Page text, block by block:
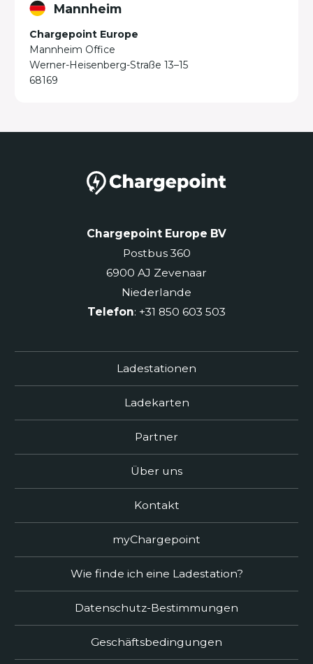
Mannheim
Chargepoint Europe
Mannheim Office
Werner-Heisenberg-Straße 13–15
68169
Chargepoint Europe BV
Postbus 360
6900 AJ Zevenaar
Niederlande
Telefon: +31 850 603 503
Ladestationen
Ladekarten
Partner
Über uns
Kontakt
myChargepoint
Wie finde ich eine Ladestation?
Datenschutz-Bestimmungen
Geschäftsbedingungen